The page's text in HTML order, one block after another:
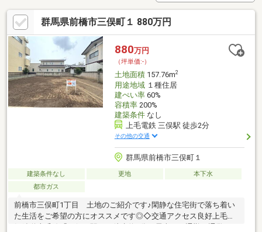
群馬県前橋市三俣町１ 880万円
880万円
（坪単価:-）
土地面積157.76m2
用途地域１種住居
建ぺい率60%
容積率200%
建築条件なし
上毛電鉄 三俣駅 徒歩2分
その他の交通
群馬県前橋市三俣町１
建築条件なし 更地
本下水
都市ガス
前橋市三俣町1丁目 土地のご紹介です♪閑静な住宅街で落ち着い
た生活をご希望の方にオススメです◎◇交通アクセス良好上毛電
気鉄道上毛線「三俣」駅まで徒歩約2分！電車での通勤・通学、お